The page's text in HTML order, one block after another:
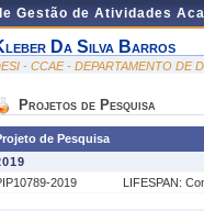
Gestão de Atividades
Da Silva Barros
- CCAE - DEPARTAMENTO DE
Projetos de Pesquisa
de Pesquisa
2019
LIFESPAN: